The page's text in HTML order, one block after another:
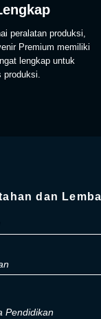
peralatan produksi,
Premium memiliki
lengkap untuk
produksi.
dan
Pendidikan